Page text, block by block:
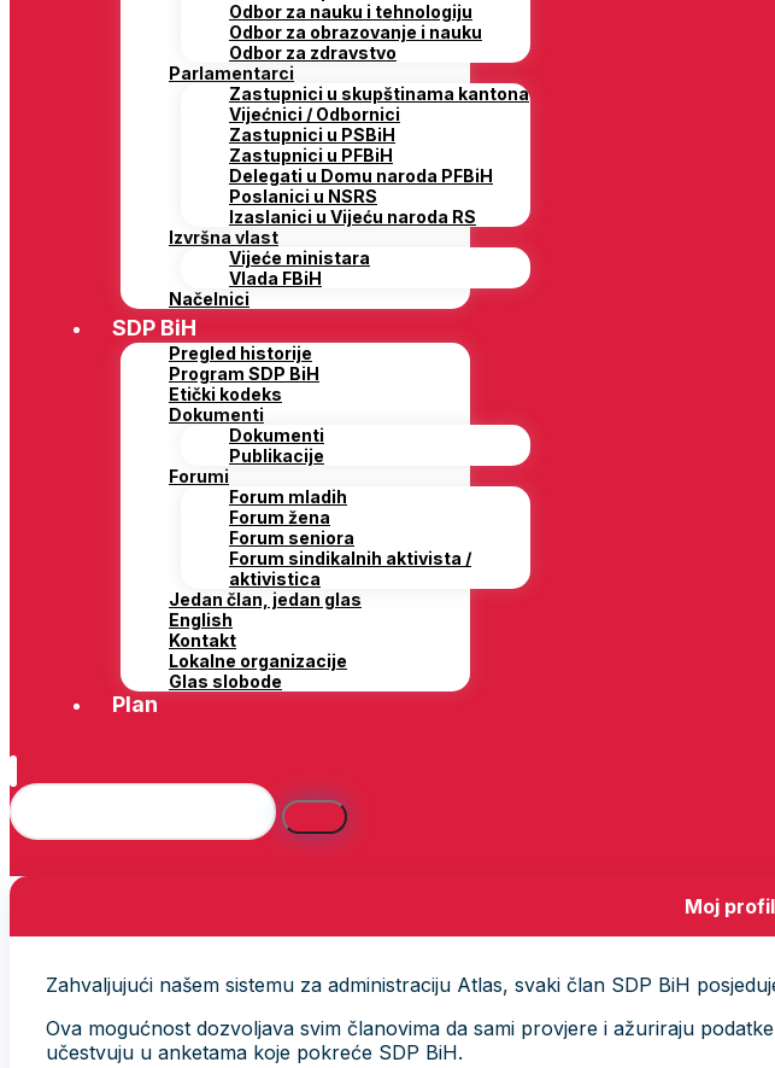
Odbor za nauku i tehnologiju
Odbor za obrazovanje i nauku
Odbor za zdravstvo
Parlamentarci
Zastupnici u skupštinama kantona
Vijećnici / Odbornici
Zastupnici u PSBiH
Zastupnici u PFBiH
Delegati u Domu naroda PFBiH
Poslanici u NSRS
Izaslanici u Vijeću naroda RS
Izvršna vlast
Vijeće ministara
Vlada FBiH
Načelnici
SDP BiH
Pregled historije
Program SDP BiH
Etički kodeks
Dokumenti
Dokumenti
Publikacije
Forumi
Forum mladih
Forum žena
Forum seniora
Forum sindikalnih aktivista /
aktivistica
Jedan član, jedan glas
English
Kontakt
Lokalne organizacije
Glas slobode
Plan
Moj profil
Zahvaljujući našem sistemu za administraciju Atlas, svaki član SDP BiH
Ova mogućnost dozvoljava svim članovima da sami provjere i ažuriraju
učestvuju u anketama koje pokreće SDP BiH.